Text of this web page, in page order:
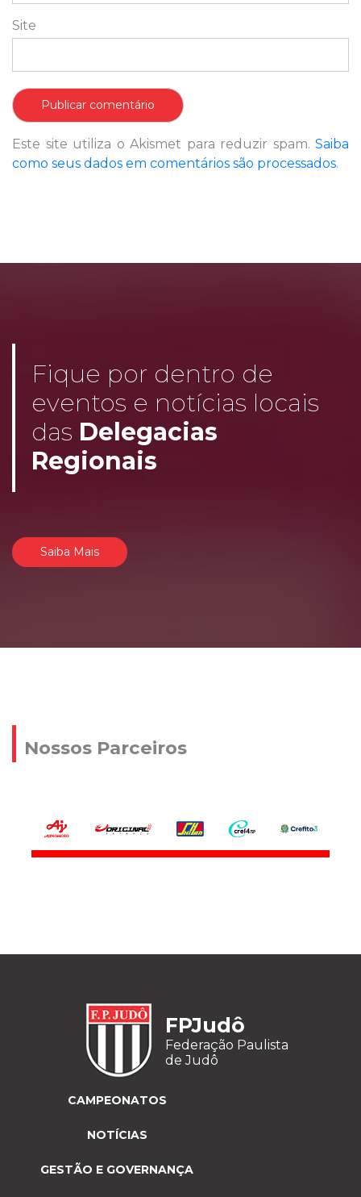
Site
Este site utiliza o Akismet para reduzir spam. Saiba
como seus dados em comentários são processados.
Fique por dentro de
eventos e notícias locais
das Delegacias
Regionais
Saiba Mais
Nossos Parceiros
FPJudô
Federação Paulista
de Judô
CAMPEONATOS
NOTÍCIAS
GESTÃO E GOVERNANÇA